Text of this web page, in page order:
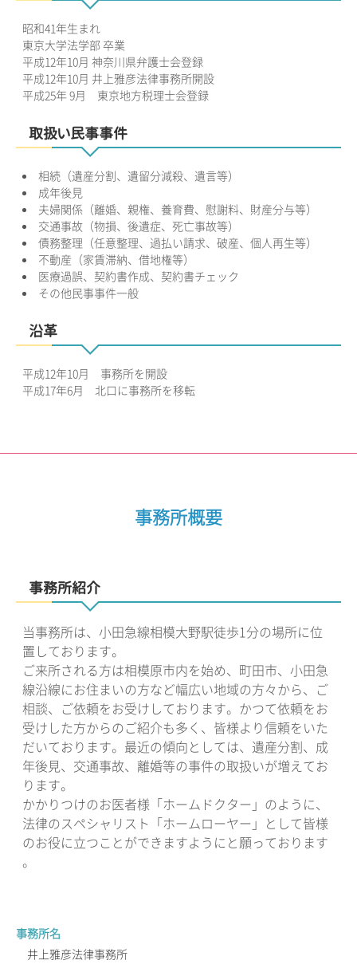
昭和41年生まれ
東京大学法学部 卒業
平成12年10月 神奈川県弁護士会登録
平成12年10月 井上雅彦法律事務所開設
平成25年 9月 東京地方税理士会登録
取扱い民事事件
相続（遺産分割、遺留分減殺、遺言等）
成年後見
夫婦関係（離婚、親権、養育費、慰謝料、財産分与等）
交通事故（物損、後遺症、死亡事故等）
債務整理（任意整理、過払い請求、破産、個人再生等）
不動産（家賃滞納、借地権等）
医療過誤、契約書作成、契約書チェック
その他民事事件一般
沿革
平成12年10月 事務所を開設
平成17年6月 北口に事務所を移転
事務所概要
事務所紹介
当事務所は、小田急線相模大野駅徒歩1分の場所に位
置しております。
ご来所される方は相模原市内を始め、町田市、小田急
線沿線にお住まいの方など幅広い地域の方々から、ご
相談、ご依頼をお受けしております。かつて依頼をお
受けした方からのご紹介も多く、皆様より信頼をいた
だいております。最近の傾向としては、遺産分割、成
年後見、交通事故、離婚等の事件の取扱いが増えてお
ります。
かかりつけのお医者様「ホームドクター」のように、
法律のスペシャリスト「ホームローヤー」として皆様
のお役に立つことができますようにと願っております
。
事務所名
井上雅彦法律事務所